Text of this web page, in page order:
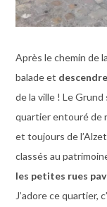
Après le chemin de
balade et
de la ville ! Le Grund
quartier entouré de
et toujours de
classés au
les petites rues
J’adore ce quartier,